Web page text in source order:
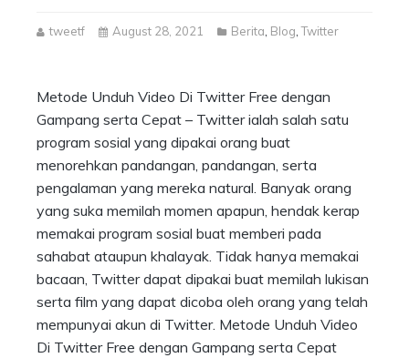
tweetf August 28, 2021 Berita, Blog,Twitter
Metode Unduh Video Di Twitter Free dengan
Gampang serta Cepat – Twitter ialah salah satu
program sosial yang dipakai orang buat
menorehkan pandangan, pandangan, serta
pengalaman yang mereka natural. Banyak orang
yang suka memilah momen apapun, hendak kerap
memakai program sosial buat memberi pada
sahabat ataupun khalayak. Tidak hanya memakai
bacaan, Twitter dapat dipakai buat memilah lukisan
serta film yang dapat dicoba oleh orang yang telah
mempunyai akun di Twitter. Metode Unduh Video
Di Twitter Free dengan Gampang serta Cepat